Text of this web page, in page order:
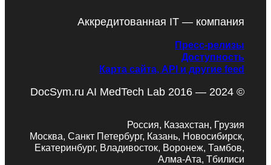
Аккредитованная IT — компания
Пресс-релизы
Доступность
Карта сайта, API и другие feed
DocSym.ru AI MedTech Lab 2016 — 2024 ©
Россия, Казахстан, Грузия
Москва, Санкт Петербург, Казань, Новосибирск,
Екатеринбург, Владивосток, Воронеж, Тамбов,
Алма-Ата, Тбилиси